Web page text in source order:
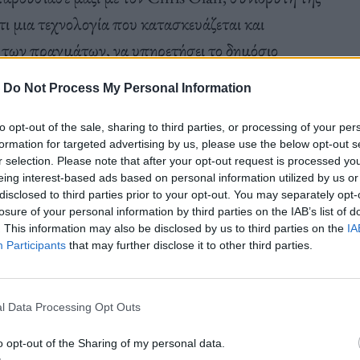
Do Not Process My Personal Information
opt-out of the sale, sharing to third parties, or processing of your
for targeted advertising by us, please use the below opt-out
selection. Please note that after your opt-out request is processed
interest-based ads based on personal information utilized by us
to third parties prior to your opt-out. You may separately
of your personal information by third parties on the IAB’s list of
This information may also be disclosed by us to third parties on the
Participants that may further disclose it to other third parties.
Data Processing Opt Outs
opt-out of the Sharing of my personal data.
τεχνολογία που κατασκευάζεται και
πραγμάτων, να υπηρετήσει το δημόσιο
συχνά σε αδιαφάνεια και σε αποφυγή
αυξάνει τον κίνδυνο «στρεβλών» μορφών
και μηχανισμούς χειραγώγησης.
μεγάλη τεχνολογική μετατόπιση, η ΤΝ τείνει να
τεχνογνωσία και πρόσβαση σε δεδομένα.
όπου υπάρχει ήδη ισχύς. Στο ίδιο πλαίσιο,
αυτή την υπεροχή για να